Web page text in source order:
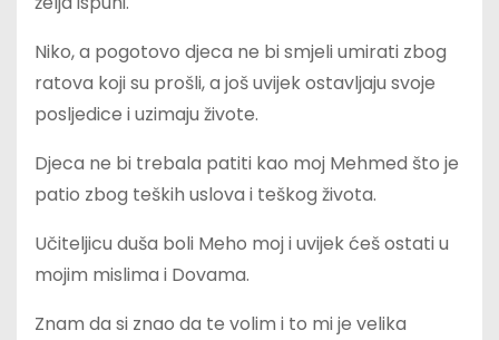
Niko, a pogotovo djeca ne bi smjeli umirati zbog
ratova koji su prošli, a još uvijek ostavljaju svoje
posljedice i uzimaju živote.
Djeca ne bi trebala patiti kao moj Mehmed što je
patio zbog teških uslova i teškog života.
Učiteljicu duša boli Meho moj i uvijek ćeš ostati u
mojim mislima i Dovama.
Znam da si znao da te volim i to mi je velika